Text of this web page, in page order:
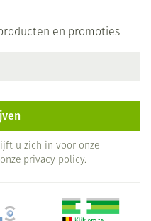
en promoties
u zich in voor onze
privacy policy.